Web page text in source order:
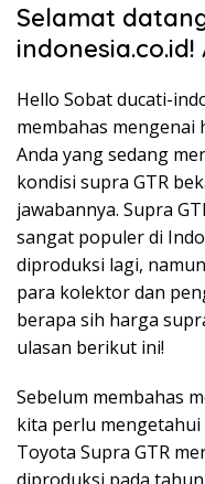
Selamat
Hello Sobat ducati-
membahas mengenai
Anda yang sedang
kondisi supra GTR
jawabannya. Supra
sangat populer di
diproduksi lagi,
para kolektor dan
berapa sih harga
ulasan berikut ini!
Sebelum membahas
kita perlu
Toyota Supra GTR
diproduksi pada